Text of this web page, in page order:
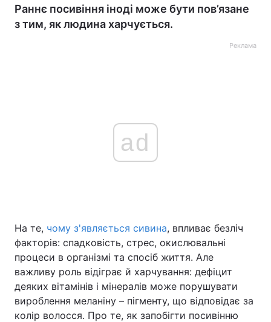
Головна Війна
Україна Політика
Економіка Світ
Спорт Наука
Раннє посивіння іноді може бути пов’язане
з тим, як людина харчується.
Реклама
ad
На те, чому з'являється сивина, впливає безліч
факторів: спадковість, стрес, окислювальні
процеси в організмі та спосіб життя. Але
важливу роль відіграє й харчування: дефіцит
деяких вітамінів і мінералів може порушувати
вироблення меланіну – пігменту, що відповідає за
колір волосся. Про те, як запобігти посивінню